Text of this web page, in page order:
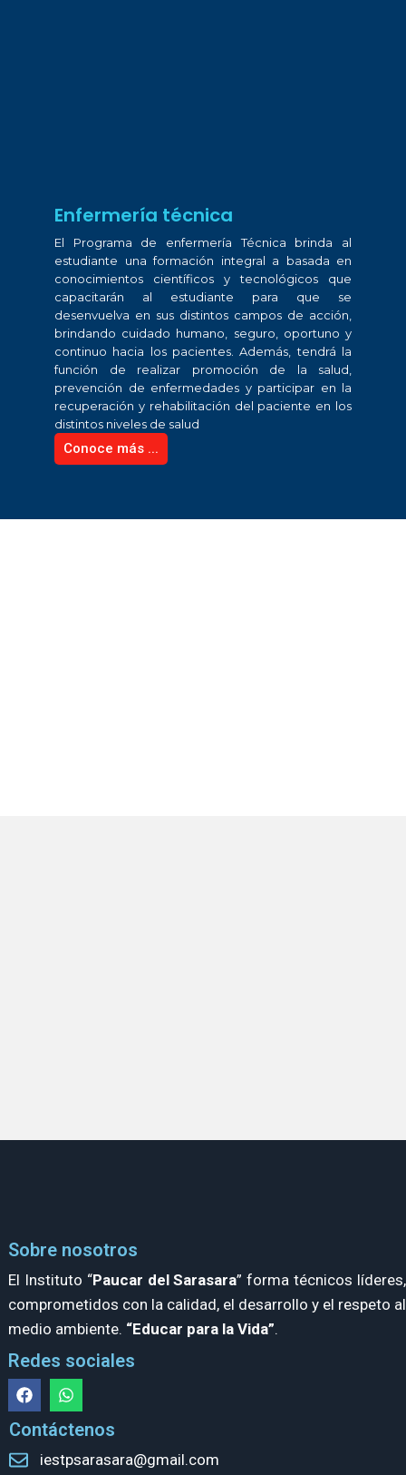
Enfermería técnica
El Programa de enfermería Técnica brinda al
estudiante una formación integral a basada en
conocimientos científicos y tecnológicos que
capacitarán al estudiante para que se
desenvuelva en sus distintos campos de acción,
brindando cuidado humano, seguro, oportuno y
continuo hacia los pacientes. Además, tendrá la
función de realizar promoción de la salud,
prevención de enfermedades y participar en la
recuperación y rehabilitación del paciente en los
distintos niveles de salud
Conoce más ...
Sobre nosotros
El Instituto “Paucar del Sarasara” forma técnicos líderes,
comprometidos con la calidad, el desarrollo y el respeto al
medio ambiente. “Educar para la Vida”.
Redes sociales
Contáctenos
iestpsarasara@gmail.com